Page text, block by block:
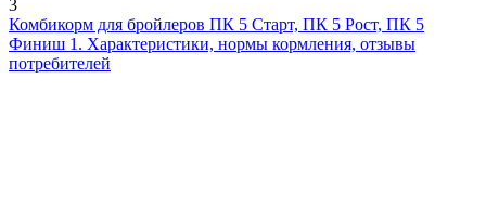
3
Комбикорм для бройлеров ПК 5 Старт, ПК 5 Рост, ПК 5
Финиш 1. Характеристики, нормы кормления, отзывы
потребителей